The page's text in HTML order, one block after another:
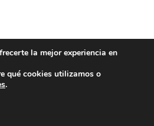
la mejor experiencia en
qué cookies utilizamos o
.